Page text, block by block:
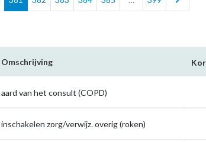
Omschrijving
aard van het consult (COPD)
inschakelen zorg/verwijz. overig (roken)